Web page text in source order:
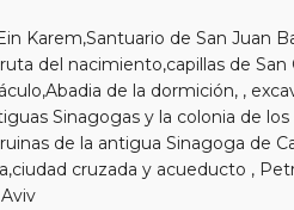
Karem,Santuario de San Juan
del nacimiento,capillas de San
de la dormición, ,
Sinagogas y la colonia de
de la antigua Sinagoga de
cruzada y acueducto ,